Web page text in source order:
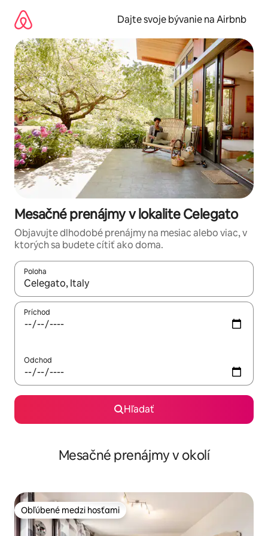
obsah.
Dajte svoje bývanie na Airbnb
Mesačné prenájmy v lokalite Celegato
Objavujte dlhodobé prenájmy na mesiac alebo viac, v
ktorých sa budete cítiť ako doma.
Poloha
Keď budú výsledky k dispozícii, môžete si ich prechádzať
Príchod
Odchod
Hľadať
Mesačné prenájmy v okolí
Obľúbené medzi hosťami
Obľúbené medzi hosťami